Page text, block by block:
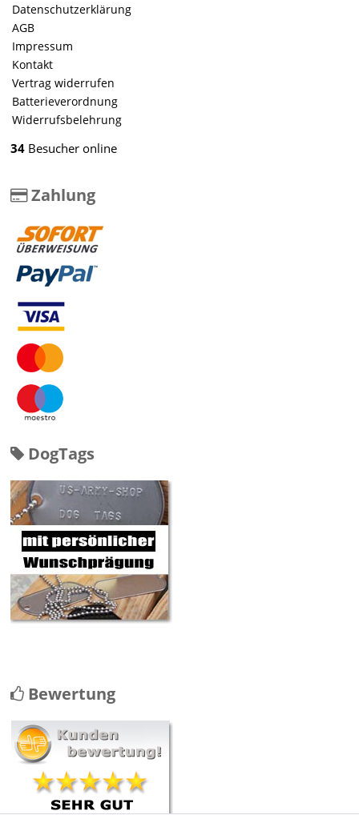
Datenschutzerklärung
AGB
Impressum
Kontakt
Vertrag widerrufen
Batterieverordnung
Widerrufsbelehrung
34 Besucher online
Zahlung
DogTags
Bewertung